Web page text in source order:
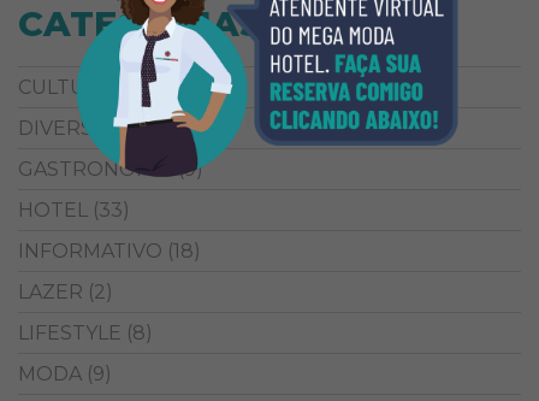
CATEGORIAS
CULTURA
(38)
DIVERSÃO(5)
GASTRONOMIA
(9)
HOTEL
(33)
INFORMATIVO (18)
LAZER (2)
LIFESTYLE (8)
MODA (9)